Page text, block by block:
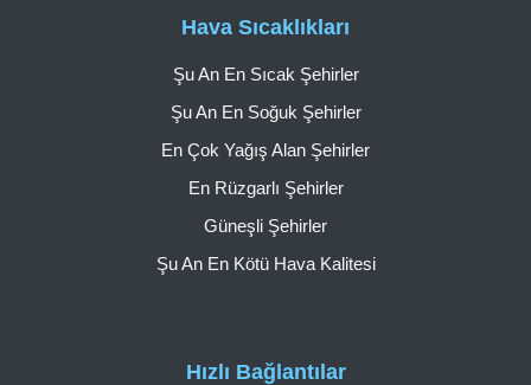
Hızlı Bağlantılar
Hava Sıcaklıkları
Şu An En Sıcak Şehirler
Şu An En Soğuk Şehirler
En Çok Yağış Alan Şehirler
En Rüzgarlı Şehirler
Güneşli Şehirler
Şu An En Kötü Hava Kalitesi